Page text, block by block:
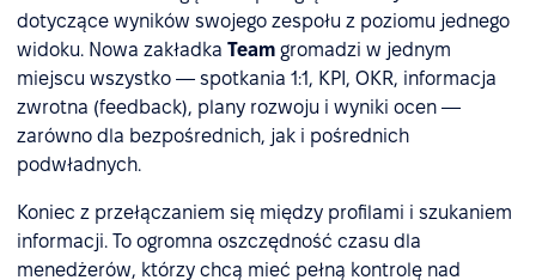
dotyczące wyników swojego zespołu z poziomu jednego
widoku. Nowa zakładka Team gromadzi w jednym
miejscu wszystko — spotkania 1:1, KPI, OKR, informacja
zwrotna (feedback), plany rozwoju i wyniki ocen —
zarówno dla bezpośrednich, jak i pośrednich
podwładnych.
Koniec z przełączaniem się między profilami i szukaniem
informacji. To ogromna oszczędność czasu dla
menedżerów, którzy chcą mieć pełną kontrolę nad